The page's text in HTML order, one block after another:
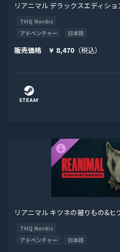
リアニマル デラックスエディショ
THQ Nordic
アドベンチャー
日本語
販売価格 ￥ 8,470 （税込）
リアニマル キツネの被りもの&ヒ
THQ Nordic
アドベンチャー
日本語